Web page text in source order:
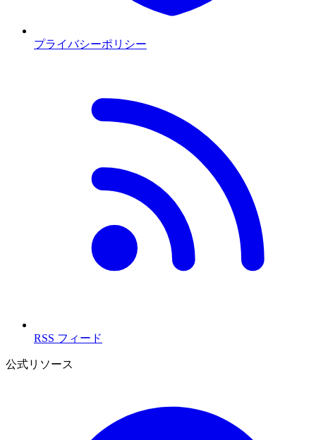
プライバシーポリシー
RSS フィード
公式リソース